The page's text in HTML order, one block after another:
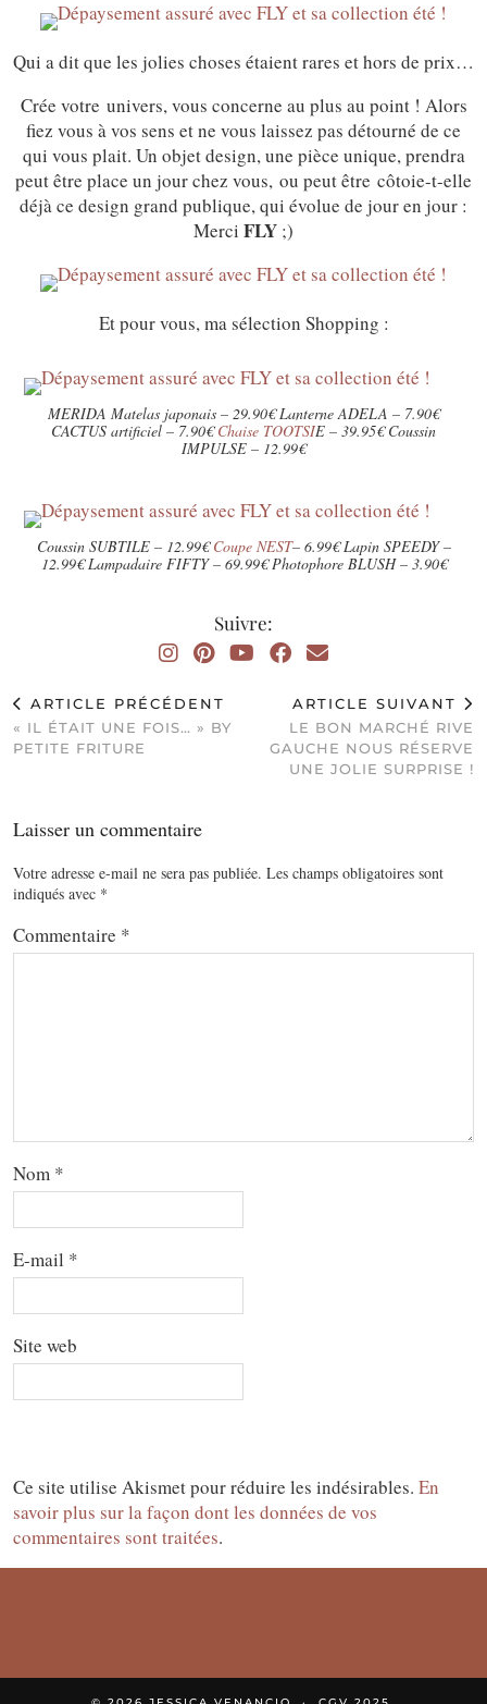
Qui a dit que les jolies choses étaient rares et hors de prix…
Crée votre univers, vous concerne au plus au point ! Alors
fiez vous à vos sens et ne vous laissez pas détourné de ce
qui vous plait. Un objet design, une pièce unique, prendra
peut être place un jour chez vous, ou peut être côtoie-t-elle
déjà ce design grand publique, qui évolue de jour en jour :
Merci FLY ;)
Et pour vous, ma sélection Shopping :
MERIDA Matelas japonais – 29.90€ Lanterne ADELA – 7.90€
CACTUS artificiel – 7.90€Chaise TOOTSIE – 39.95€ Coussin
IMPULSE – 12.99€
Coussin SUBTILE – 12.99€Coupe NEST– 6.99€ Lapin SPEEDY –
12.99€ Lampadaire FIFTY – 69.99€ Photophore BLUSH – 3.90€
Suivre:
ARTICLE PRÉCÉDENT
« IL ÉTAIT UNE FOIS… » BY
PETITE FRITURE
ARTICLE SUIVANT
LE BON MARCHÉ RIVE
GAUCHE NOUS RÉSERVE
UNE JOLIE SURPRISE !
Laisser un commentaire
Votre adresse e-mail ne sera pas publiée. Les champs obligatoires sont
indiqués avec *
Commentaire *
Nom *
E-mail *
Site web
Ce site utilise Akismet pour réduire les indésirables. En
savoir plus sur la façon dont les données de vos
commentaires sont traitées.